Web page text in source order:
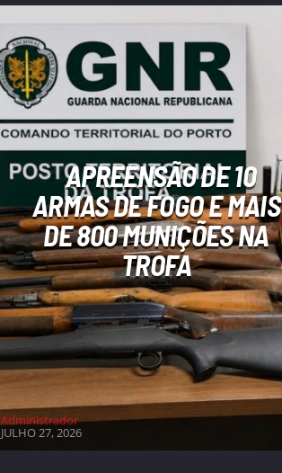
APREENSÃO DE 10
ARMAS DE FOGO E MAIS
DE 800 MUNIÇÕES NA
TROFA
Administrador
JULHO 27, 2026